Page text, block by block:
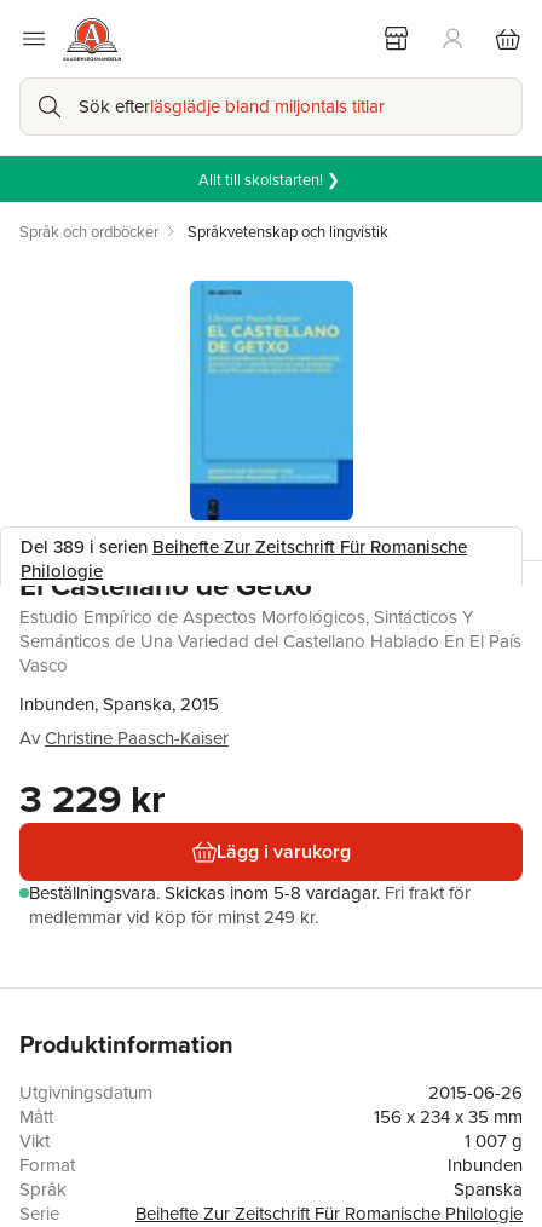
Sök efterläsglädje bland miljontals titlar
Allt till skolstarten! ❯
Språk och ordböcker Språkvetenskap och lingvistik
Del 389 i serien Beihefte Zur Zeitschrift Für Romanische
Philologie
El Castellano de Getxo
Estudio Empírico de Aspectos Morfológicos, Sintácticos Y
Semánticos de Una Variedad del Castellano Hablado En El País
Vasco
Inbunden, Spanska, 2015
AvChristine Paasch-Kaiser
3 229 kr
Lägg i varukorg
Beställningsvara.Skickas inom 5-8 vardagar. Fri frakt för
medlemmar vid köp för minst 249 kr.
Produktinformation
Utgivningsdatum
2015-06-26
Mått
156 x 234 x 35 mm
Vikt
1 007 g
Format
Inbunden
Språk
Spanska
Serie
Beihefte Zur Zeitschrift Für Romanische Philologie